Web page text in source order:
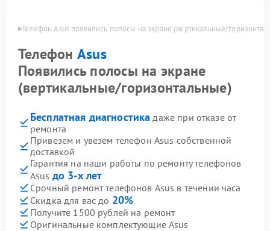
Телефон Asus появились полосы на экране (вертикальные/
Телефон Asus
Появились полосы на экране
(вертикальные/горизонтальные)
Бесплатная диагностика даже при отказе от
ремонта
Привезем и увезем телефон Asus собственной
доставкой
Гарантия на наши работы по ремонту телефонов
Asus до 3-х лет
Срочный ремонт телефонов Asus в течении часа
Скидка для вас до 20%
Получите 1500 рублей на ремонт
Оригинальные комплектующие Asus